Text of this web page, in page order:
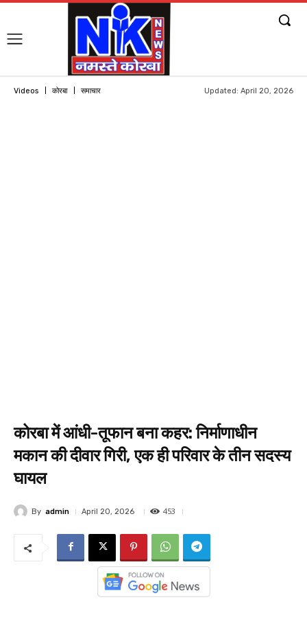
Videos कोरबा समाचार Updated: April 20, 2026
कोरबा में आंधी-तूफान बना कहर: निर्माणाधीन
मकान की दीवार गिरी, एक ही परिवार के तीन सदस्य
घायल
By admin April 20, 2026 453